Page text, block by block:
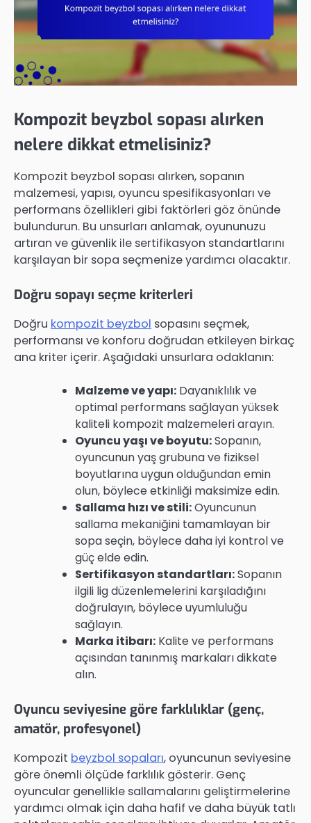
Kompozit beyzbol sopası alırken
nelere dikkat etmelisiniz?
Kompozit beyzbol sopası alırken, sopanın
malzemesi, yapısı, oyuncu spesifikasyonları ve
performans özellikleri gibi faktörleri göz önünde
bulundurun. Bu unsurları anlamak, oyununuzu
artıran ve güvenlik ile sertifikasyon standartlarını
karşılayan bir sopa seçmenize yardımcı olacaktır.
Doğru sopayı seçme kriterleri
Doğru kompozit beyzbol sopasını seçmek,
performansı ve konforu doğrudan etkileyen birkaç
ana kriter içerir. Aşağıdaki unsurlara odaklanın:
Malzeme ve yapı: Dayanıklılık ve
optimal performans sağlayan yüksek
kaliteli kompozit malzemeleri arayın.
Oyuncu yaşı ve boyutu:Sopanın,
oyuncunun yaş grubuna ve fiziksel
boyutlarına uygun olduğundan emin
olun, böylece etkinliği maksimize edin.
Sallama hızı ve stili:Oyuncunun
sallama mekaniğini tamamlayan bir
sopa seçin, böylece daha iyi kontrol ve
güç elde edin.
Sertifikasyon standartları:Sopanın
ilgili lig düzenlemelerini karşıladığını
doğrulayın, böylece uyumluluğu
sağlayın.
Marka itibarı: Kalite ve performans
açısından tanınmış markaları dikkate
alın.
Oyuncu seviyesine göre farklılıklar (genç,
amatör, profesyonel)
Kompozit beyzbol sopaları, oyuncunun seviyesine
göre önemli ölçüde farklılık gösterir. Genç
oyuncular genellikle sallamalarını geliştirmelerine
yardımcı olmak için daha hafif ve daha büyük tatlı